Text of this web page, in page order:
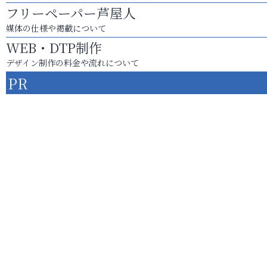
フリーペーパー芦屋人
媒体の仕様や掲載について
WEB・DTP制作
デザイン制作の料金や流れについて
PR